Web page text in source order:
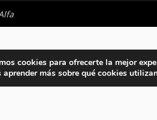
cookies para ofrecerte la mejor
aprender más sobre qué cookies